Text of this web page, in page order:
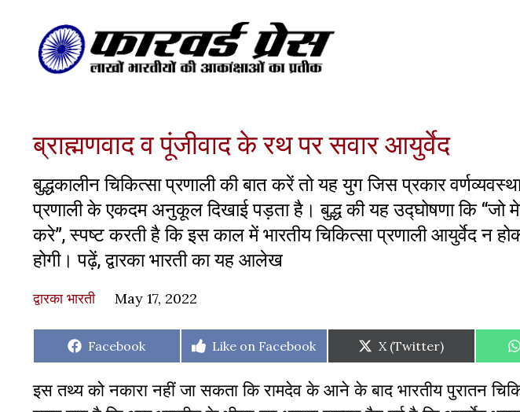
ब्राह्मणवाद व पूंजीवाद के रथ पर सवार आयुर्वेद
बुद्धकालीन चिकित्सा प्रणाली की बात करें तो यह युग जिस प्रकार
प्रणाली के एकदम अनुकूल दिखाई पड़ता है। बुद्ध की यह उद्घोषणा कि “जो
करे”, स्पष्ट करती है कि इस काल में भारतीय चिकित्सा प्रणाली आयुर्वेद न
होगी। पढ़ें, द्वारका भारती का यह आलेख
द्वारका भारती May 17, 2022
Share
Facebook
Share
Like on Facebook
Share
on
X (Twitter)
इस तथ्य को नकारा नहीं जा सकता कि रामदेव के आने के बाद भारतीय पुरातन